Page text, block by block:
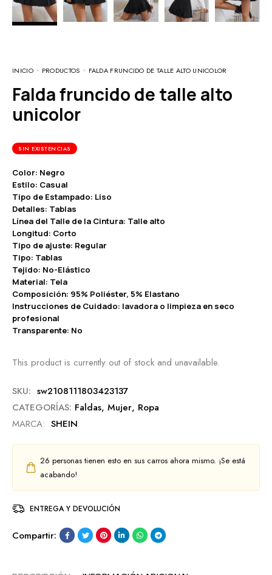
INICIO PRODUCTOS FALDA FRUNCIDO DE TALLE ALTO UNICOLOR
Falda fruncido de talle alto
unicolor
SIN EXISTENCIAS
Color: Negro
Estilo: Casual
Tipo de Estampado: Liso
Detalles: Tablas
Línea del Talle de la Cintura: Talle alto
Longitud: Corto
Tipo de ajuste: Regular
Tipo: Tablas
Tejido: No-Elástico
Material: Tela
Composición: 95% Poliéster, 5% Elastano
Instrucciones de Cuidado: lavadora o limpieza en seco
profesional
Transparente: No
This product is currently out of stock and unavailable.
SKU: sw2108111803423137
CATEGORÍAS: Faldas, Mujer, Ropa
MARCA: SHEIN
26 personas tienen esto en sus carros ahora mismo. ¡Se está
acabando!
ENTREGA Y DEVOLUCIÓN
Compartir: